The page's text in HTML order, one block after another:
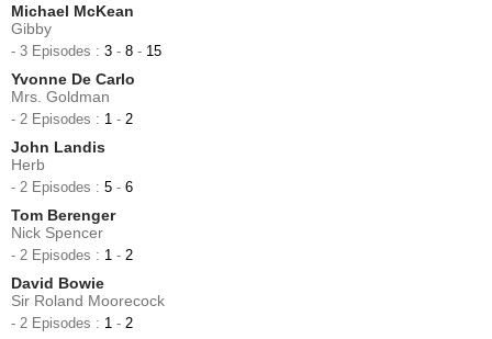
Michael McKean
Gibby
- 3 Episodes : 3 - 8 - 15
Yvonne De Carlo
Mrs. Goldman
- 2 Episodes : 1 - 2
John Landis
Herb
- 2 Episodes : 5 - 6
Tom Berenger
Nick Spencer
- 2 Episodes : 1 - 2
David Bowie
Sir Roland Moorecock
- 2 Episodes : 1 - 2